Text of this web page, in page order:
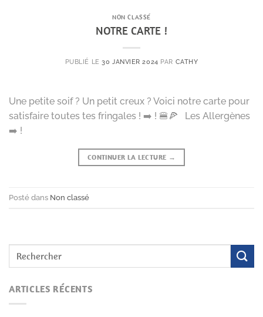
NON CLASSÉ
NOTRE CARTE !
PUBLIÉ LE30 JANVIER 2024 PAR CATHY
Une petite soif ? Un petit creux ? Voici notre carte pour
satisfaire toutes tes fringales ! ➡️ ! 🍔🍕 Les Allergènes
➡️ !
CONTINUER LA LECTURE →
Posté dans Non classé
ARTICLES RÉCENTS